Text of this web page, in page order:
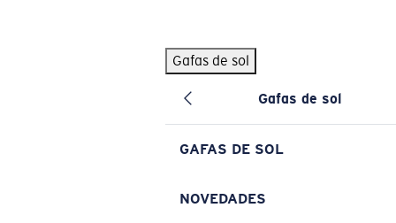
Gafas de sol
Gafas de sol
GAFAS DE SOL
NOVEDADES
BÚSQUEDAS POPULARES
Pilothouse PRO Limited Edition Pack Exclusivo
Gafas de sol personalizadas
Los más vendidos de gafas de sol